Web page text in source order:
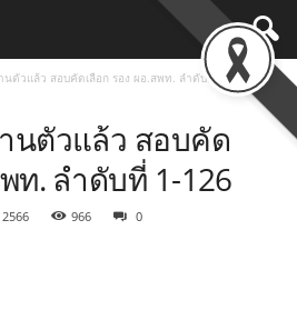
นตัวแล้ว สอบคัดเลือก รอง ผอ.สพท. ลำดับที่ 1-126
นตัวแล้ว สอบคัด
ท. ลำดับที่ 1-126
966 0